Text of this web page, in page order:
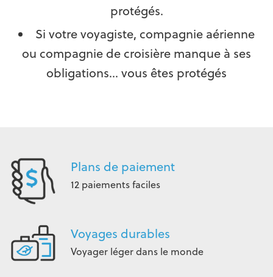
protégés.
Si votre voyagiste, compagnie aérienne
ou compagnie de croisière manque à ses
obligations… vous êtes protégés
Plans de paiement
12 paiements faciles
Voyages durables
Voyager léger dans le monde